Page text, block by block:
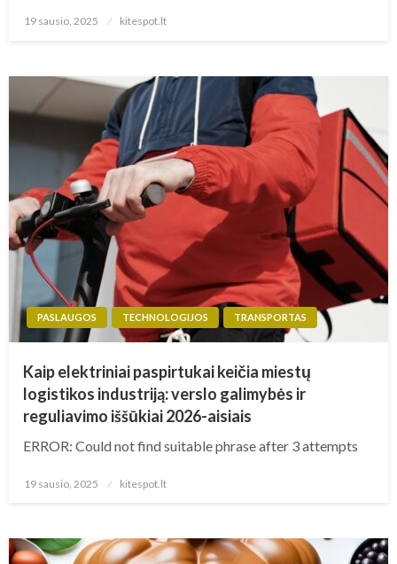
Posted
19 sausio, 2025 kitespot.lt
PASLAUGOS TECHNOLOGIJOS TRANSPORTAS
Kaip elektriniai paspirtukai keičia miestų
logistikos industriją: verslo galimybės ir
reguliavimo iššūkiai 2026-aisiais
ERROR: Could not find suitable phrase after 3 attempts
Posted
19 sausio, 2025 kitespot.lt